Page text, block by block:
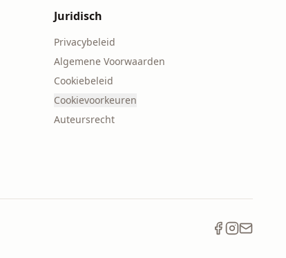
Juridisch
Privacybeleid
Algemene Voorwaarden
Cookiebeleid
Cookievoorkeuren
Auteursrecht